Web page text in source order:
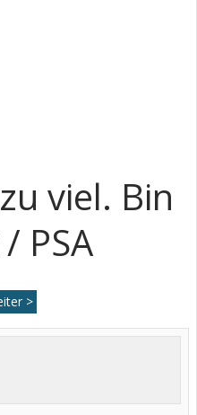
viel. Bin
PSA
>